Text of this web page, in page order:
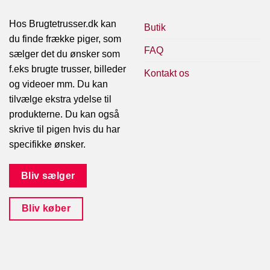
Hos Brugtetrusser.dk kan
du finde frække piger, som
sælger det du ønsker som
f.eks brugte trusser, billeder
og videoer mm. Du kan
tilvælge ekstra ydelse til
produkterne. Du kan også
skrive til pigen hvis du har
specifikke ønsker.
Bliv sælger
Bliv køber
Butik
FAQ
Kontakt os